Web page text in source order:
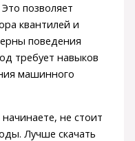
позволяет
квантилей и
поведения
требует навыков
машинного
не стоит
Лучше скачать